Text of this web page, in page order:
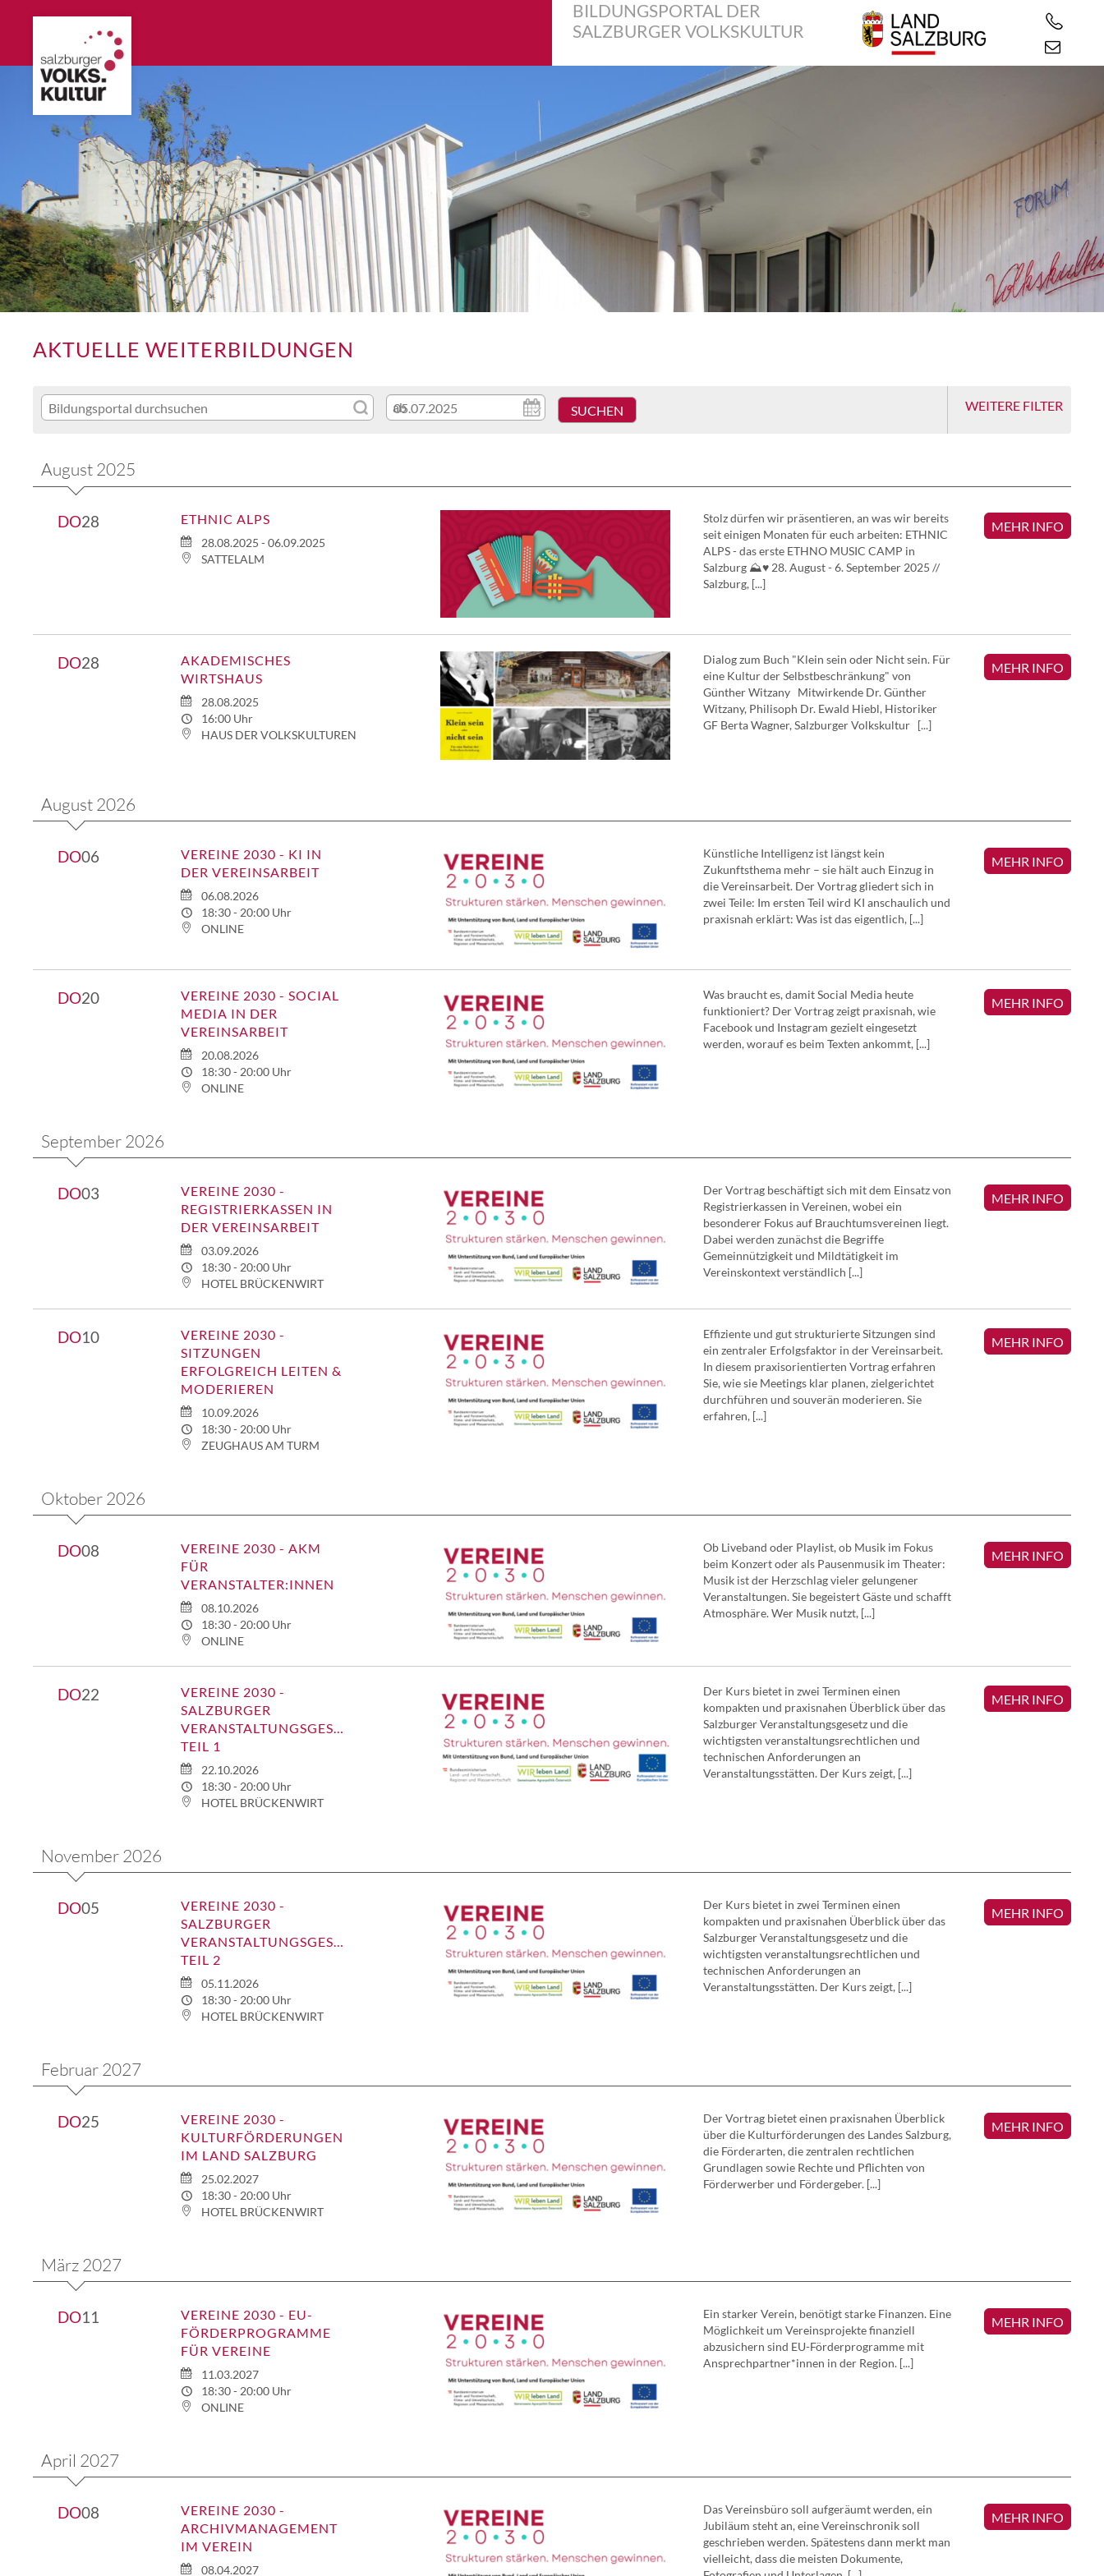
BILDUNGSPORTAL DER
SALZBURGER VOLKSKULTUR
LIED |
AKTUELLE WEITERBILDUNGEN
ab WEITERE FILTER
August 2025
DO28 ETHNIC ALPS
28.08.2025 - 06.09.2025
SATTELALM
Stolz dürfen wir präsentieren, an was wir bereits
seit einigen Monaten für euch arbeiten: ETHNIC
ALPS - das erste ETHNO MUSIC CAMP in
Salzburg ⛰♥️ 28. August - 6. September 2025 //
Salzburg, [...]
MEHR INFO
DO28
AKADEMISCHES
WIRTSHAUS
28.08.2025
16:00 Uhr
HAUS DER VOLKSKULTUREN
Dialog zum Buch "Klein sein oder Nicht sein. Für
eine Kultur der Selbstbeschränkung" von
Günther Witzany Mitwirkende Dr. Günther
Witzany, Philisoph Dr. Ewald Hiebl, Historiker
GF Berta Wagner, Salzburger Volkskultur [...]
MEHR INFO
August 2026
DO06
VEREINE 2030 - KI IN
DER VEREINSARBEIT
06.08.2026
18:30 - 20:00 Uhr
ONLINE
Künstliche Intelligenz ist längst kein
Zukunftsthema mehr – sie hält auch Einzug in
die Vereinsarbeit. Der Vortrag gliedert sich in
zwei Teile: Im ersten Teil wird KI anschaulich und
praxisnah erklärt: Was ist das eigentlich, [...]
MEHR INFO
DO20
VEREINE 2030 - SOCIAL
MEDIA IN DER
VEREINSARBEIT
20.08.2026
18:30 - 20:00 Uhr
ONLINE
Was braucht es, damit Social Media heute
funktioniert? Der Vortrag zeigt praxisnah, wie
Facebook und Instagram gezielt eingesetzt
werden, worauf es beim Texten ankommt, [...]
MEHR INFO
September 2026
DO03
VEREINE 2030 -
REGISTRIERKASSEN IN
DER VEREINSARBEIT
03.09.2026
18:30 - 20:00 Uhr
HOTEL BRÜCKENWIRT
Der Vortrag beschäftigt sich mit dem Einsatz von
Registrierkassen in Vereinen, wobei ein
besonderer Fokus auf Brauchtumsvereinen liegt.
Dabei werden zunächst die Begriffe
Gemeinnützigkeit und Mildtätigkeit im
Vereinskontext verständlich [...]
MEHR INFO
DO10
VEREINE 2030 -
SITZUNGEN
ERFOLGREICH LEITEN &
MODERIEREN
10.09.2026
18:30 - 20:00 Uhr
ZEUGHAUS AM TURM
Effiziente und gut strukturierte Sitzungen sind
ein zentraler Erfolgsfaktor in der Vereinsarbeit.
In diesem praxisorientierten Vortrag erfahren
Sie, wie sie Meetings klar planen, zielgerichtet
durchführen und souverän moderieren. Sie
erfahren, [...]
MEHR INFO
Oktober 2026
DO08
VEREINE 2030 - AKM
FÜR
VERANSTALTER:INNEN
08.10.2026
18:30 - 20:00 Uhr
ONLINE
Ob Liveband oder Playlist, ob Musik im Fokus
beim Konzert oder als Pausenmusik im Theater:
Musik ist der Herzschlag vieler gelungener
Veranstaltungen. Sie begeistert Gäste und schafft
Atmosphäre. Wer Musik nutzt, [...]
MEHR INFO
DO22
VEREINE 2030 -
SALZBURGER
VERANSTALTUNGSGESETZ
TEIL 1
22.10.2026
18:30 - 20:00 Uhr
HOTEL BRÜCKENWIRT
Der Kurs bietet in zwei Terminen einen
kompakten und praxisnahen Überblick über das
Salzburger Veranstaltungsgesetz und die
wichtigsten veranstaltungsrechtlichen und
technischen Anforderungen an
Veranstaltungsstätten. Der Kurs zeigt, [...]
MEHR INFO
November 2026
DO05
VEREINE 2030 -
SALZBURGER
VERANSTALTUNGSGESETZ
TEIL 2
05.11.2026
18:30 - 20:00 Uhr
HOTEL BRÜCKENWIRT
Der Kurs bietet in zwei Terminen einen
kompakten und praxisnahen Überblick über das
Salzburger Veranstaltungsgesetz und die
wichtigsten veranstaltungsrechtlichen und
technischen Anforderungen an
Veranstaltungsstätten. Der Kurs zeigt, [...]
MEHR INFO
Februar 2027
DO25
VEREINE 2030 -
KULTURFÖRDERUNGEN
IM LAND SALZBURG
25.02.2027
18:30 - 20:00 Uhr
HOTEL BRÜCKENWIRT
Der Vortrag bietet einen praxisnahen Überblick
über die Kulturförderungen des Landes Salzburg,
die Förderarten, die zentralen rechtlichen
Grundlagen sowie Rechte und Pflichten von
Förderwerber und Fördergeber. [...]
MEHR INFO
März 2027
DO11
VEREINE 2030 - EU-
FÖRDERPROGRAMME
FÜR VEREINE
11.03.2027
18:30 - 20:00 Uhr
ONLINE
Ein starker Verein, benötigt starke Finanzen. Eine
Möglichkeit um Vereinsprojekte finanziell
abzusichern sind EU-Förderprogramme mit
Ansprechpartner*innen in der Region. [...]
MEHR INFO
April 2027
DO08
VEREINE 2030 -
ARCHIVMANAGEMENT
IM VEREIN
08.04.2027
Das Vereinsbüro soll aufgeräumt werden, ein
Jubiläum steht an, eine Vereinschronik soll
geschrieben werden. Spätestens dann merkt man
vielleicht, dass die meisten Dokumente,
MEHR INFO